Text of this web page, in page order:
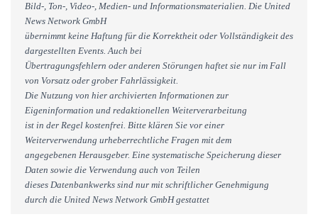
Bild-, Ton-, Video-, Medien- und Informationsmaterialien. Die United
News Network GmbH
übernimmt keine Haftung für die Korrektheit oder Vollständigkeit des
dargestellten Events. Auch bei
Übertragungsfehlern oder anderen Störungen haftet sie nur im Fall
von Vorsatz oder grober Fahrlässigkeit.
Die Nutzung von hier archivierten Informationen zur
Eigeninformation und redaktionellen Weiterverarbeitung
ist in der Regel kostenfrei. Bitte klären Sie vor einer
Weiterverwendung urheberrechtliche Fragen mit dem
angegebenen Herausgeber. Eine systematische Speicherung dieser
Daten sowie die Verwendung auch von Teilen
dieses Datenbankwerks sind nur mit schriftlicher Genehmigung
durch die United News Network GmbH gestattet